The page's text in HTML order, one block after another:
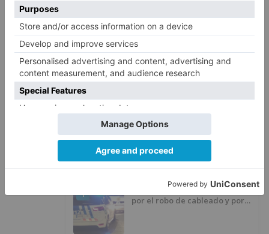
donde su calle más cara tiene un precio medio
de 282.300 euros, seguida por Castilla-La
Mancha (296.962 euros) y Navarra (390.116
euros).
LO + VISTO
1
Detienen a un joven de 27 años
por el robo de cableado y por